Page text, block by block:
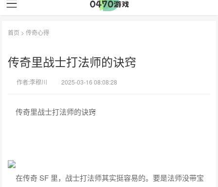
首页 >传奇心得
传奇里战士打法师的诀窍
作者:李穆川 2025-03-16 08:08:28
传奇里战士打法师的诀窍
在传奇 SF 里，战士打法师其实挺容易的。要是法师没带宝